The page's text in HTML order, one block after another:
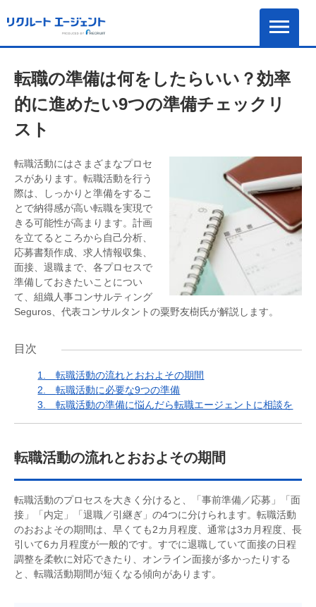
転職の準備は何をしたらいい？効率
的に進めたい9つの準備チェックリ
スト
転職活動にはさまざまなプロセ
スがあります。転職活動を行う
際は、しっかりと準備をするこ
とで納得感が高い転職を実現で
きる可能性が高まります。計画
を立てるところから自己分析、
応募書類作成、求人情報収集、
面接、退職まで、各プロセスで
準備しておきたいことについ
て、組織人事コンサルティング
Seguros、代表コンサルタントの粟野友樹氏が解説します。
目次
1.転職活動の流れとおおよその期間
2.転職活動に必要な9つの準備
3.転職活動の準備に悩んだら転職エージェントに相談を
転職活動の流れとおおよその期間
転職活動のプロセスを大きく分けると、「事前準備／応募」「面
接」「内定」「退職／引継ぎ」の4つに分けられます。転職活動
のおおよその期間は、早くても2カ月程度、通常は3カ月程度、長
引いて6カ月程度が一般的です。すでに退職していて面接の日程
調整を柔軟に対応できたり、オンライン面接が多かったりする
と、転職活動期間が短くなる傾向があります。